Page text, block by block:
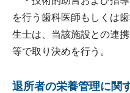
を行う歯科医師もしくは
生士は、当該施設との連
等で取り決めを行う。
退所者の栄養管理に関